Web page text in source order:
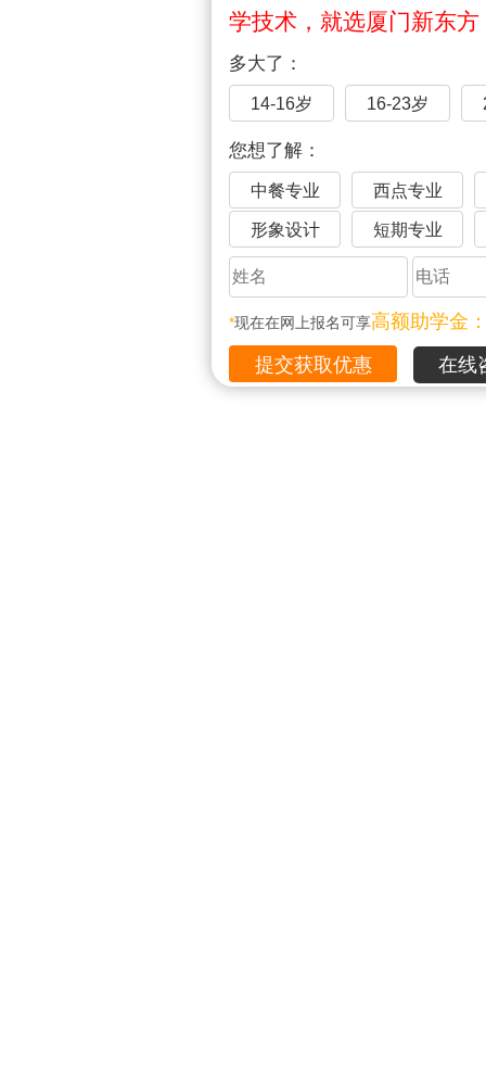
学技术，就选厦门新东方
多大了：
14-16岁 16-23岁
您想了解：
中餐专业 西点专业
形象设计 短期专业
*现在在网上报名可享高额助学金
在线